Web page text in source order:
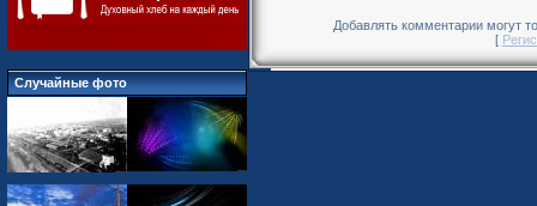
Случайные фото
Добавлять комментарии могут
[